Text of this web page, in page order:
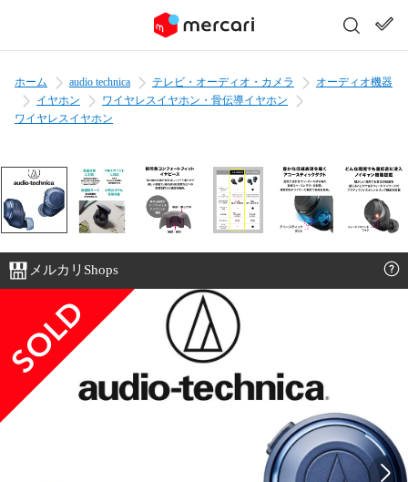
ホーム audio technica テレビ・オーディオ・カメラ
オーディオ機器
イヤホン
ワイヤレスイヤホン・骨伝導イヤホン
ワイヤレスイヤホン
メルカリShops